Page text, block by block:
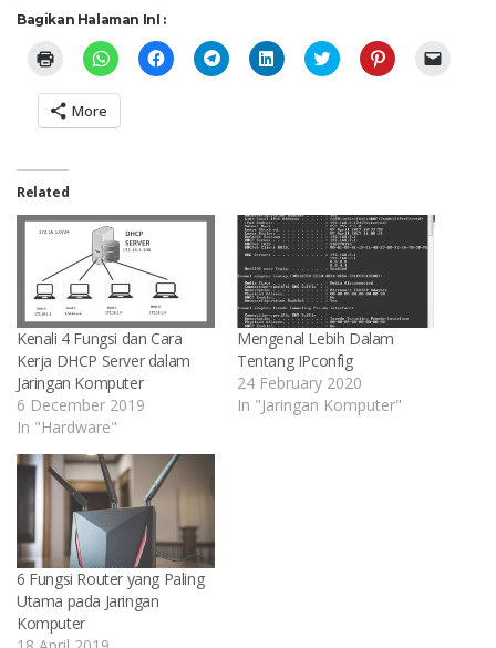
Bagikan Halaman InI :
Click
(Opens
in
new
Click
to
on
(Opens
Click
to
Click
to
Click
to
Click
to
Click
to
More
Related
Kenali 4 Fungsi dan Cara
Kerja DHCP Server dalam
Jaringan Komputer
6 December 2019
In "Hardware"
Mengenal Lebih Dalam
Tentang IPconfig
24 February 2020
In "Jaringan Komputer"
6 Fungsi Router yang Paling
Utama pada Jaringan
Komputer